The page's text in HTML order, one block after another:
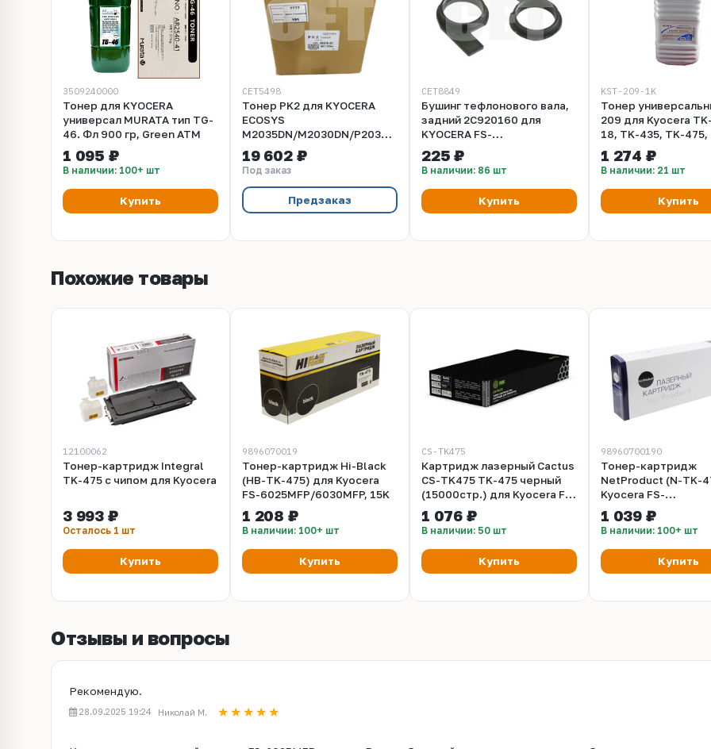
3509240000
Тонер для KYOCERA
универсал MURATA тип TG-
46. Фл 900 гр, Green ATM
1 095 ₽
В наличии: 100+ шт
Купить
CET5498
Тонер PK2 для KYOCERA
ECOSYS
M2035DN/M2030DN/P2035D/P2135DN,
FS-1028MFP/FS-4020DN,
TASKalfa 180 (Japan), 20кг/
мешок, (унив.), CET5498
19 602 ₽
Под заказ
Предзаказ
CET8849
Бушинг тефлонового вала,
задний 2C920160 для
KYOCERA FS-
6025MFP/6030MFP,
TASKalfa
255/305/180/181/220/221,
KM-1620/1650/2050/2550
(CET), CET8849, CET8849R
225 ₽
В наличии: 86 шт
Купить
KST-209-1K
Тонер
209 для Kyocera
18, TK-435, TK-475,
1110, TK-1120, TK-
1160, TK-1170, TK-
TK-3110, TK-3130,
TK-3160, TK-3170,
- 1 кг. (Фасовка
1 274 ₽
В наличии: 21 шт
Купить
Похожие товары
12100062
Тонер-картридж Integral
TK-475 с чипом для Kyocera
3 993 ₽
Осталось 1 шт
Купить
9896070019
Тонер-картридж Hi-Black
(HB-TK-475) для Kyocera
FS-6025MFP/6030MFP, 15K
1 208 ₽
В наличии: 100+ шт
Купить
CS-TK475
Картридж лазерный Cactus
CS-TK475 TK-475 черный
(15000стр.) для Kyocera FS-
6025, B, 6030
1 076 ₽
В наличии: 50 шт
Купить
98960700190
Тонер-картридж
NetProduct (N-TK-
Kyocera FS-
6025MFP/6030MFP,
1 039 ₽
В наличии: 100+ шт
Купить
Отзывы и вопросы
Рекомендую.
28.09.2025 19:24 Николай М.